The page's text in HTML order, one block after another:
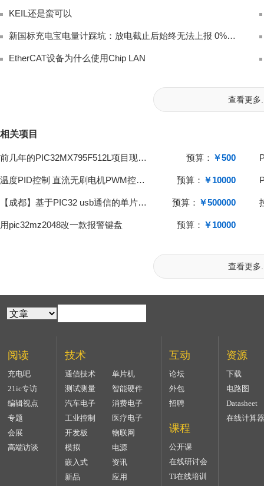
KEIL还是蛮可以
新国标充电宝电量计踩坑：放电截止后始终无法上报 0% 电量完整排查
EtherCAT设备为什么使用Chip LAN
查看更多
相关项目
前几年的PIC32MX795F512L项目现在编译不通过 预算： ￥500
温度PID控制 直流无刷电机PWM控制项目修改 预算： ￥10000
【成都】基于PIC32 usb通信的单片机项目外包 预算： ￥500000
用pic32mz2048改一款报警键盘 预算： ￥10000
查看更多
阅读
充电吧
21ic专访
编辑视点
专题
会展
高端访谈
技术
通信技术
单片机
测试测量
智能硬件
汽车电子
消费电子
工业控制
医疗电子
开发板
物联网
模拟
电源
嵌入式
资讯
新品
应用
互动
论坛
外包
招聘
课程
公开课
在线研讨会
TI在线培训
资源
下载
电路图
Datasheet
在线计算器